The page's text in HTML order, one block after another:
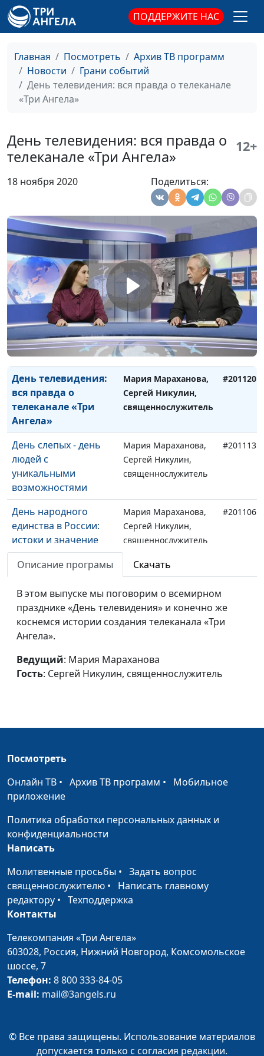
ПОДДЕРЖИТЕ НАС
Главная Посмотреть
Архив ТВ программ
Новости
Грани событий
День телевидения: вся правда о телеканале
«Три Ангела»
День телевидения: вся правда о
телеканале «Три Ангела»
12+
18 ноября 2020 Поделиться:
«профессиональный»
праздник всех
священнослужитель
2021: будет ли
Крещение в этом
году?
Мария Мараханова,
Сергей Никулин,
священнослужитель
#210115
Сергей Никулин
Рождество: праздник
на все времена
Сергей Никулин,
священнослужитель
Вакцинация в России
Сергей Никулин,
#201218
Время быть лучше:
волонтеры помогают
нуждающимся
Мария Мараханова,
Сергей Никулин,
священнослужитель
#201211
День матери - повод
сказать: «Спасибо,
мама!»
Мария Мараханова,
Сергей Никулин,
священнослужитель
#201127
День телевидения:
вся правда о
телеканале «Три
Ангела»
Мария Мараханова,
Сергей Никулин,
священнослужитель
#201120
День слепых - день
людей с
уникальными
возможностями
Мария Мараханова,
Сергей Никулин,
священнослужитель
#201113
День народного
единства в России:
истоки и значение
праздника
Мария Мараханова,
Сергей Никулин,
священнослужитель
#201106
Реформация в
прошлом и
настоящем
Мария Мараханова,
Сергей Никулин,
священнослужитель
#201030
проблема - проблема
21 века
Сергей Никулин,
священнослужитель
день учителя
священнослужитель
день пожилых людей
священнослужитель
Международный
день мира: идеалы
мира во всех странах
и народах
Сергей Никулин,
Международная
акция памяти
освободителей мира
от нацизма,
летию окончания
Второй мировой
войны
Мария Мараханова,
Сергей Никулин,
священнослужитель
День знаний после
учебному году?
Описание програмы Скачать
В этом выпуске мы поговорим о всемирном
празднике «День телевидения» и конечно же
коснемся истории создания телеканала «Три
Ангела».
Ведущий: Мария Мараханова
Гость: Сергей Никулин, священнослужитель
Посмотреть
Онлайн ТВ • Архив ТВ программ • Мобильное
приложение
Политика обработки персональных данных и
конфиденциальности
Написать
Молитвенные просьбы • Задать вопрос
священнослужителю • Написать главному
редактору • Техподдержка
Контакты
Телекомпания «Три Ангела»
603028, Россия, Нижний Новгород, Комсомольское
шоссе, 7
Телефон: 8 800 333-84-05
E-mail: mail@3angels.ru
© Все права защищены. Использование материалов
допускается только с согласия редакции.